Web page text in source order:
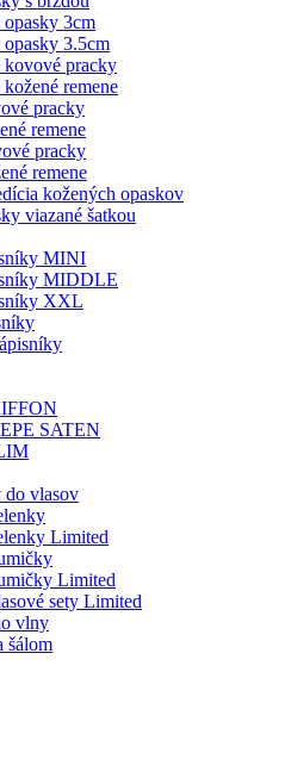
3cm
3.5cm
kovové pracky
remene
pracky
remene
pracky
remene
kožených opaskov
viazané šatkou
MINI
MIDDLE
XXL
SATEN
do vlasov
Limited
Limited
sety Limited
vlny
šálom